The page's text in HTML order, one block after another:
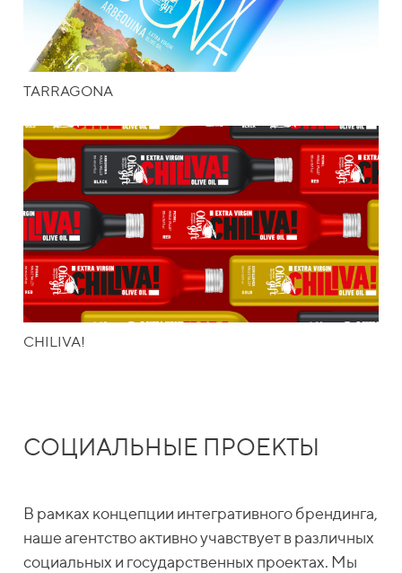
TARRAGONA
CHILIVA!
СОЦИАЛЬНЫЕ ПРОЕКТЫ
В рамках концепции интегративного брендинга,
наше агентство активно учавствует в различных
социальных и государственных проектах. Мы